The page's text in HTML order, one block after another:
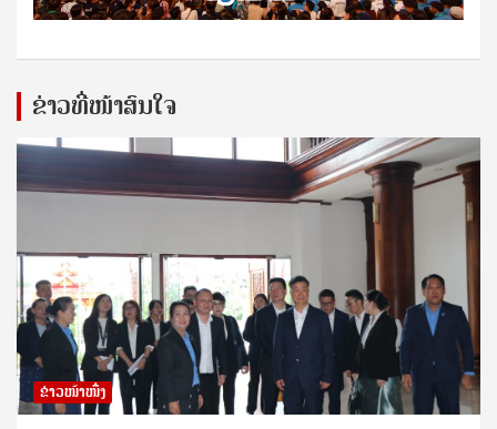
ຂ່າວທີ່ໜ້າສົນໃຈ
ຂ່າວໜ້າໜຶ່ງ